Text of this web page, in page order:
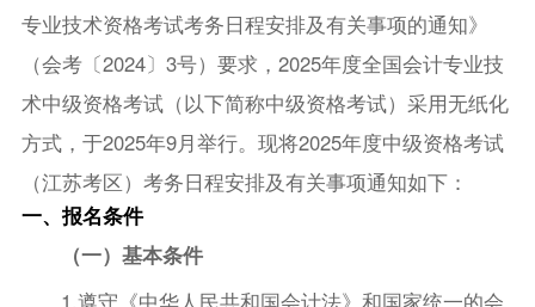
专业技术资格考试考务日程安排及有关事项的通知》
（会考〔2024〕3号）要求，2025年度全国会计专业技
术中级资格考试（以下简称中级资格考试）采用无纸化
方式，于2025年9月举行。现将2025年度中级资格考试
（江苏考区）考务日程安排及有关事项通知如下：
一、报名条件
（一）基本条件